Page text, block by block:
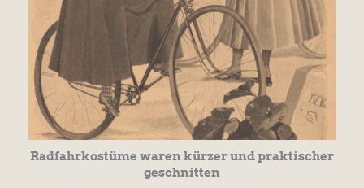
Radfahrkostüme waren kürzer und praktischer
geschnitten